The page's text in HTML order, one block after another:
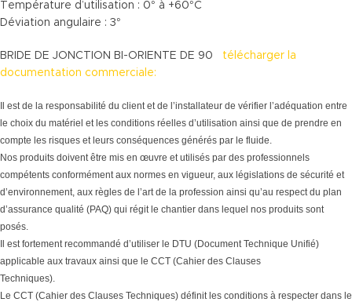
Température d’utilisation : 0° à +60°C
Déviation angulaire : 3°
BRIDE DE JONCTION BI-ORIENTE DE 90 télécharger la
documentation commerciale:
Il est de la responsabilité du client et de l’installateur de vérifier l’adéquation entre
le choix du matériel et les conditions réelles d’utilisation ainsi que de prendre en
compte les risques et leurs conséquences générés par le fluide.
Nos produits doivent être mis en œuvre et utilisés par des professionnels
compétents conformément aux normes en vigueur, aux législations de sécurité et
d’environnement, aux règles de l’art de la profession ainsi qu’au respect du plan
d’assurance qualité (PAQ) qui régit le chantier dans lequel nos produits sont
posés.
Il est fortement recommandé d’utiliser le DTU (Document Technique Unifié)
applicable aux travaux ainsi que le CCT (Cahier des Clauses
Techniques).
Le CCT (Cahier des Clauses Techniques) définit les conditions à respecter dans le